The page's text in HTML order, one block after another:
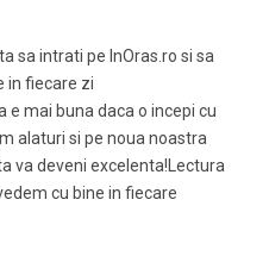
sa intrati pe InOras.ro si sa
in fiecare zi
e mai buna daca o incepi cu
alaturi si pe noua noastra
va deveni excelenta!Lectura
cu bine in fiecare